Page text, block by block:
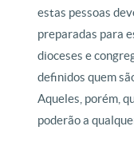
estas pessoas
preparadas para
dioceses e
definidos quem
Aqueles, porém,
poderão a